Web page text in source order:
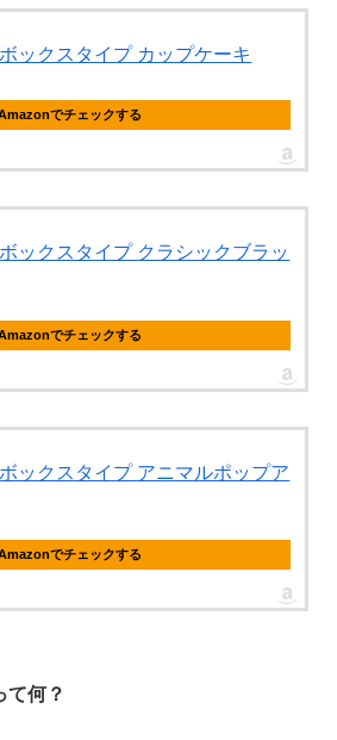
ックスタイプ カップケーキ
でチェックする
ックスタイプ クラシックブラッ
でチェックする
ックスタイプ アニマルポップア
でチェックする
て何？